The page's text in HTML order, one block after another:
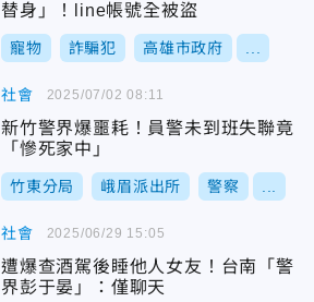
替身」！line帳號全被盜
寵物 詐騙犯 高雄市政府
社會
新竹警界爆噩耗！員警未到班失聯竟
「慘死家中」
竹東分局 峨眉派出所 警察
2025/07/02 08:11
社會
遭爆查酒駕後睡他人女友！台南「警
界彭于晏」：僅聊天
2025/06/29 15:05